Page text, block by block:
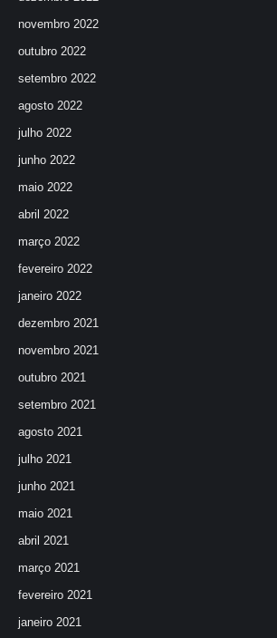
novembro 2022
outubro 2022
setembro 2022
agosto 2022
julho 2022
junho 2022
maio 2022
abril 2022
março 2022
fevereiro 2022
janeiro 2022
dezembro 2021
novembro 2021
outubro 2021
setembro 2021
agosto 2021
julho 2021
junho 2021
maio 2021
abril 2021
março 2021
fevereiro 2021
janeiro 2021